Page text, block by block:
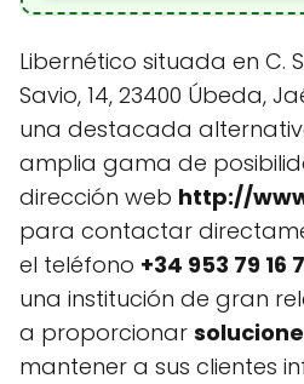
Libernético situada en C.
Savio, 14, 23400 Úbeda,
una destacada
amplia gama de
dirección web http://
para contactar
el teléfono +34 953 79 16
una institución de gran
a proporcionar
mantener a sus clientes